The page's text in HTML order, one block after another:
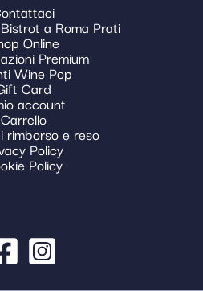
a Roma Prati
Online
Premium
Wine Pop
Card
account
Carrello
rimborso e reso
Policy
Policy